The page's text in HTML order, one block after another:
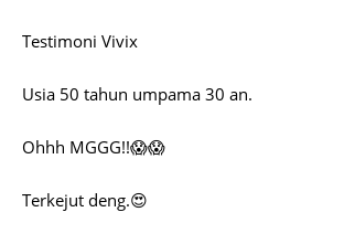
Testimoni Vivix
Usia 50 tahun umpama 30 an.
Ohhh MGGG!!😱😱
Terkejut deng.😍